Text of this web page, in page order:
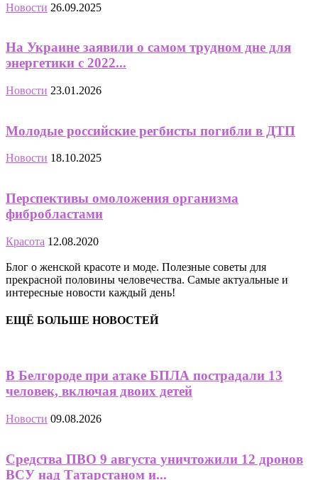
Новости 26.09.2025
На Украине заявили о самом трудном дне для
энергетики с 2022...
Новости 23.01.2026
Молодые российские регбисты погибли в ДТП
Новости 18.10.2025
Перспективы омоложения организма
фибробластами
Красота 12.08.2020
Блог о женской красоте и моде. Полезные советы для
прекрасной половины человечества. Самые актуальные и
интересные новости каждый день!
ЕЩЁ БОЛЬШЕ НОВОСТЕЙ
В Белгороде при атаке БПЛА пострадали 13
человек, включая двоих детей
Новости 09.08.2026
Средства ПВО 9 августа уничтожили 12 дронов
ВСУ над Татарстаном и...